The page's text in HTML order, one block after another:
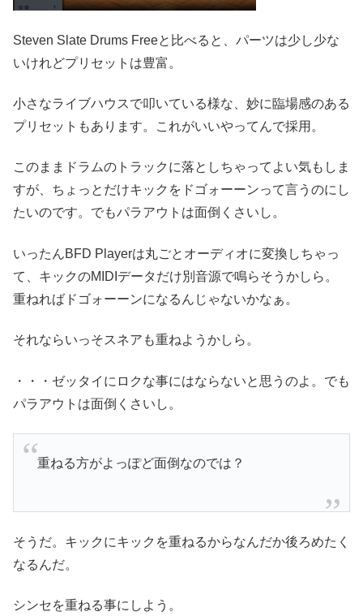
Steven Slate Drums Freeと比べると、パーツは少し少な
いけれどプリセットは豊富。
小さなライブハウスで叩いている様な、妙に臨場感のある
プリセットもあります。これがいいやってんで採用。
このままドラムのトラックに落としちゃってよい気もしま
すが、ちょっとだけキックをドゴォーーンって言うのにし
たいのです。でもパラアウトは面倒くさいし。
いったんBFD Playerは丸ごとオーディオに変換しちゃっ
て、キックのMIDIデータだけ別音源で鳴らそうかしら。
重ねればドゴォーーンになるんじゃないかなぁ。
それならいっそスネアも重ねようかしら。
・・・ゼッタイにロクな事にはならないと思うのよ。でも
パラアウトは面倒くさいし。
重ねる方がよっぽど面倒なのでは？
そうだ。キックにキックを重ねるからなんだか後ろめたく
なるんだ。
シンセを重ねる事にしよう。